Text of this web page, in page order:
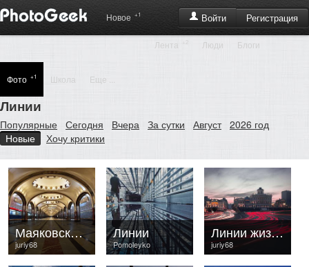
Войти Регистрация
Новое +1
Лента Люди Блоги
Фото +1 Школа Еще ...
Линии
Популярные Сегодня Вчера За сутки Август 2026 год
Новые
Хочу критики
juriy68
Маяковская. Метро Москвы. Взгляд из аквариума.
Pomoleyko
Линии
juriy68
Линии жизней